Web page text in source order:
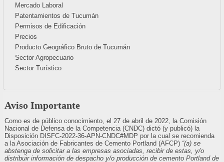
Mercado Laboral
Patentamientos de Tucumán
Permisos de Edificación
Precios
Producto Geográfico Bruto de Tucumán
Sector Agropecuario
Sector Turístico
Aviso Importante
Como es de público conocimiento, el 27 de abril de 2022, la Comisión
Nacional de Defensa de la Competencia (CNDC) dictó (y publicó) la
Disposición DISFC-2022-36-APN-CNDC#MDP por la cual se recomienda
a la Asociación de Fabricantes de Cemento Portland (AFCP) “(a) se
abstenga de solicitar a las empresas asociadas, recibir de estas, y/o
distribuir información de despacho y/o producción de cemento Portland de